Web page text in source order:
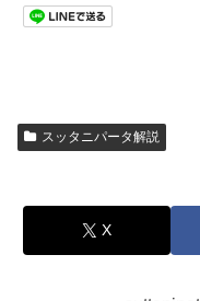
スッタニパータ解説
X